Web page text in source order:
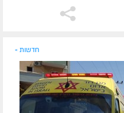
חדשות »